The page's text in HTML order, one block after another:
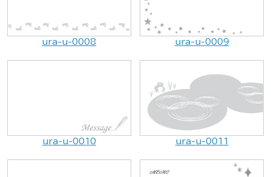
ura-u-0008 ura-u-0009
ura-u-0010 ura-u-0011